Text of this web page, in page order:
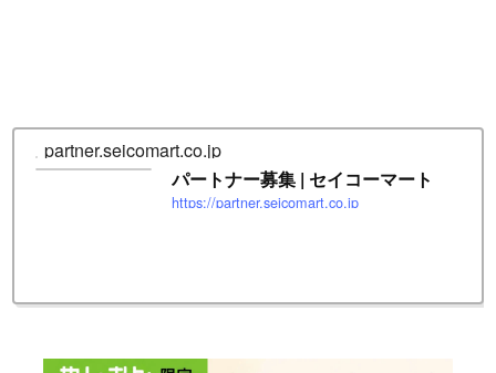
partner.seicomart.co.jp
パートナー募集 | セイコーマート
https://partner.seicomart.co.jp